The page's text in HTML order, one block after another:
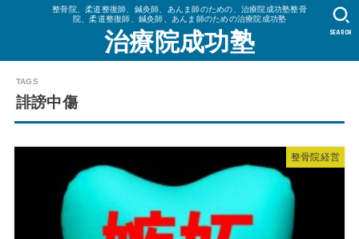
整骨院、柔道整復師、鍼灸師、あんま師のための、治療院成功塾整骨
院、柔道整復師、鍼灸師、あんま師のための治療院成功塾
治療院成功塾 SEARCH
誹謗中傷
整骨院経営